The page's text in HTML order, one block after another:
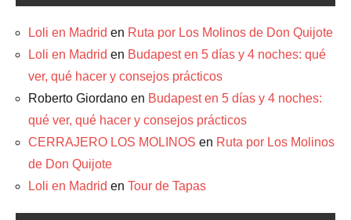
Loli en Madrid en Ruta por Los Molinos de Don Quijote
Loli en Madrid en Budapest en 5 días y 4 noches: qué
ver, qué hacer y consejos prácticos
Roberto Giordano en Budapest en 5 días y 4 noches:
qué ver, qué hacer y consejos prácticos
CERRAJERO LOS MOLINOS en Ruta por Los Molinos
de Don Quijote
Loli en Madrid en Tour de Tapas